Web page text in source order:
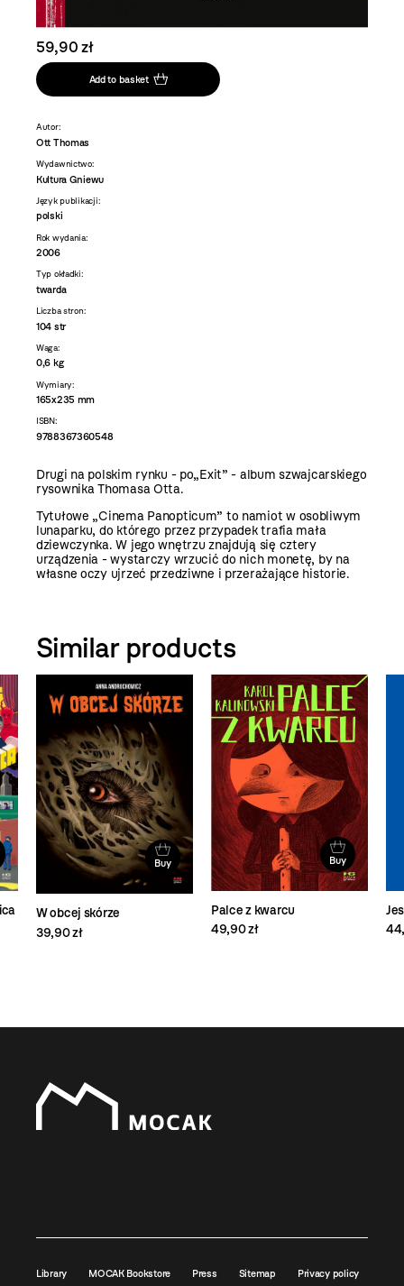
59,90 zł
Add to basket
Autor:
Ott Thomas
Wydawnictwo:
Kultura Gniewu
Język publikacji:
polski
Rok wydania:
2006
Typ okładki:
twarda
Liczba stron:
104 str
Waga:
0,6 kg
Wymiary:
165x235 mm
ISBN:
9788367360548
Drugi na polskim rynku - po„Exit” - album szwajcarskiego
rysownika Thomasa Otta.
Tytułowe „Cinema Panopticum” to namiot w osobliwym
lunaparku, do którego przez przypadek trafia mała
dziewczynka. W jego wnętrzu znajdują się cztery
urządzenia - wystarczy wrzucić do nich monetę, by na
własne oczy ujrzeć przedziwne i przerażające historie.
Similar products
Buy
W obcej skórze
39,90 zł
Buy
Palce z kwarcu
49,90 zł
Library MOCAK Bookstore Press Sitemap Privacy policy